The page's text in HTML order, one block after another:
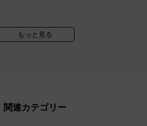
もっと見る
関連カテゴリー